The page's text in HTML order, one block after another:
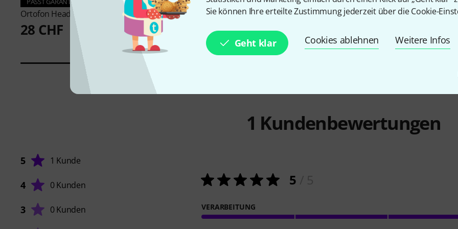
Sie können Ihre erteilte Zustimmung jederzeit über die Cookie-
Geht klar Cookies ablehnen Weitere Infos
Ortofon Headshell SH 4 BK
28 CHF
OrtofonStylus 2M Black LVB 250
722 CHF
the t.mixHeadshell
13,50 CHF
1 Kundenbewertungen
5 1 Kunde
4 0 Kunden
3 0 Kunden
5
VERARBEITUNG